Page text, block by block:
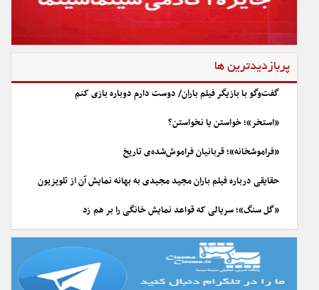
پربازدیدترین ها
گفت‌وگو با بازیگر فیلم باران/ دوست دارم دوباره بازی کنم
«استخر»؛ خواستن یا نخواستن؟
«فراموشخانه»؛ قربانیان فراموش‌شده‌ی تاریخ
حقایقی درباره فیلم باران مجید مجیدی به بهانه نمایش آن از تلویزیون
«گل سنگ»؛ سریالی که قواعد نمایش خانگی را بر هم زد